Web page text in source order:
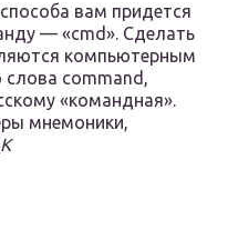
вам придется
— «cmd». Сделать
компьютерным
слова command,
«командная».
мнемоники,
К